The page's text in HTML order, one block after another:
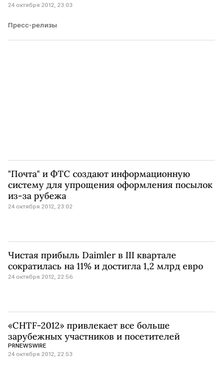
24 октября 2012, 23:03
Пресс-релизы
"Почта" и ФТС создают информационную
систему для упрощения оформления посылок
из-за рубежа
24 октября 2012, 23:02
Чистая прибыль Daimler в III квартале
сократилась на 11% и достигла 1,2 млрд евро
24 октября 2012, 22:56
«CHTF-2012» привлекает все больше
зарубежных участников и посетителей
PRNEWSWIRE
24 октября 2012, 22:53